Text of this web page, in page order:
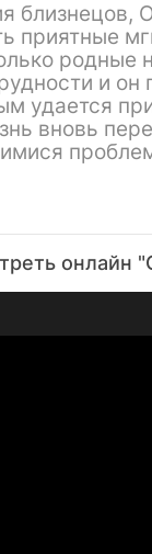
близнецов,
приятные
и
удается
вновь
онлайн